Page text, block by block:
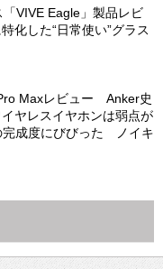
VIVE Eagle」製品レビ
化した“日常使い”グラス
Maxレビュー Anker史
ヤレスイヤホンは弱点が
完成度にびびった ノイキ